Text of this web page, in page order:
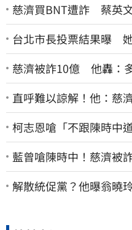
慈濟買BNT遭詐 蔡英
台北市長投票結果曝
慈濟被詐10億 他轟：
直呼難以諒解！他：慈
柯志恩嗆「不跟陳時中
藍曾嗆陳時中！慈濟被
酸爆…他笑：真的很會
解散統促黨？他曝翁曉